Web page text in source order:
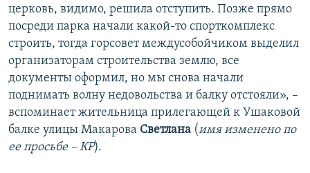
церковь, видимо, решила отступить. Позже прямо
посреди парка начали какой-то спорткомплекс
строить, тогда горсовет междусобойчиком выделил
организаторам строительства землю, все
документы оформил, но мы снова начали
поднимать волну недовольства и балку отстояли», –
вспоминает жительница прилегающей к Ушаковой
балке улицы Макарова Светлана (имя изменено по
ее просьбе – КР).